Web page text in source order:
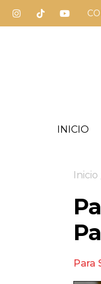
INICIO
Inicio
Para